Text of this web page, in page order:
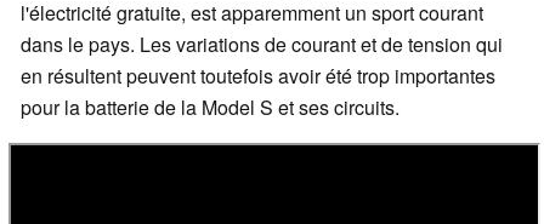
l'électricité gratuite, est apparemment un sport courant
dans le pays. Les variations de courant et de tension qui
en résultent peuvent toutefois avoir été trop importantes
pour la batterie de la Model S et ses circuits.